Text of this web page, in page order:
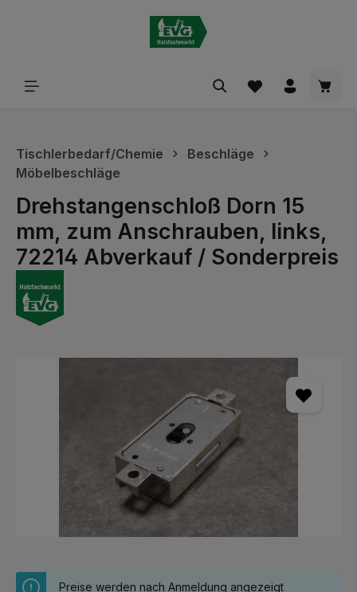
Tischlerbedarf/Chemie
Beschläge
Möbelbeschläge
Drehstangenschloß Dorn 15
mm, zum Anschrauben, links,
72214 Abverkauf / Sonderpreis
Preise werden nach Anmeldung angezeigt